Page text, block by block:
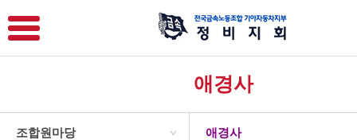
애경사
조합원마당 > 애경사